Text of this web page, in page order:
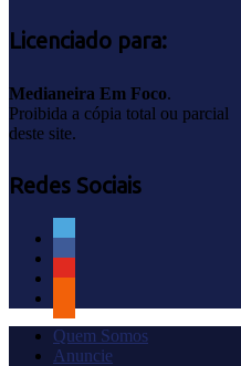
Licenciado para:
Medianeira Em Foco.
Proibida a cópia total ou parcial
deste site.
Redes Sociais
Quem Somos
Anuncie